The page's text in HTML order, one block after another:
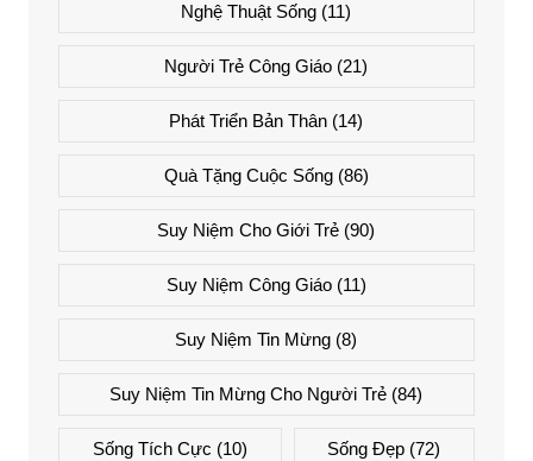
Nghệ Thuật Sống (11)
Người Trẻ Công Giáo (21)
Phát Triển Bản Thân (14)
Quà Tặng Cuộc Sống(86)
Suy Niệm Cho Giới Trẻ (90)
Suy Niệm Công Giáo(11)
Suy Niệm Tin Mừng (8)
Suy Niệm Tin Mừng Cho Người Trẻ (84)
Sống Tích Cực (10) Sống Đẹp (72)